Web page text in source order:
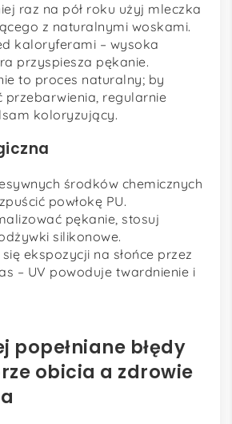
raz na pół roku użyj mleczka
z naturalnymi woskami.
kaloryferami – wysoka
przyspiesza pękanie.
to proces naturalny; by
przebarwienia, regularnie
koloryzujący.
środków chemicznych
powłokę PU.
pękanie, stosuj
silikonowe.
ekspozycji na słońce przez
– UV powoduje twardnienie i
popełniane błędy
obicia a zdrowie